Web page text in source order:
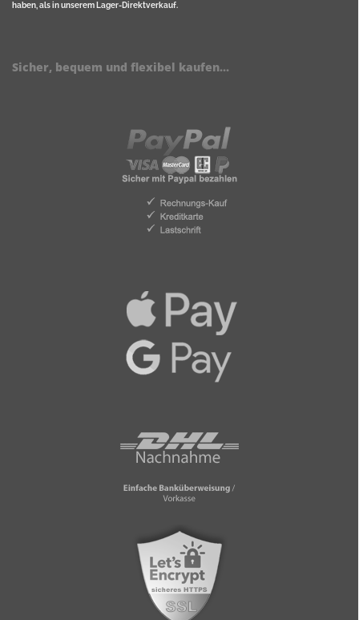
haben, als in unserem Lager-Direktverkauf.
Sicher, bequem und flexibel kaufen...